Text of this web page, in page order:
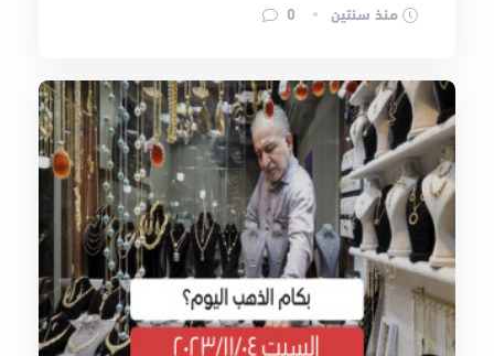
منذ سنتين